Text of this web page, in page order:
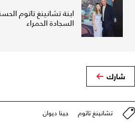
ابنة تشانينغ تاتوم
السجادة الحمراء
شارك
تشانينغ تاتوم جينا ديوان